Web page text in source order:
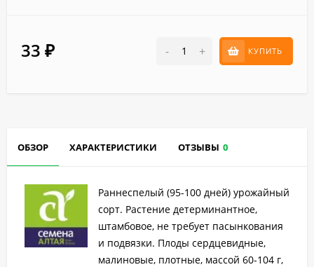
33 ₽ - + КУПИТЬ
ОБЗОР ХАРАКТЕРИСТИКИ ОТЗЫВЫ 0
Раннеспелый (95-100 дней) урожайный
сорт. Растение детерминантное,
штамбовое, не требует пасынкования
и подвязки. Плоды сердцевидные,
малиновые, плотные, массой 60-104 г,